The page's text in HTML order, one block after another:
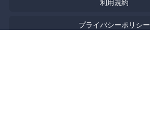
利用規約
プライバシーポリシー